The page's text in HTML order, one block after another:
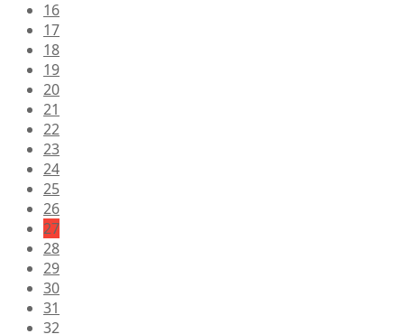
16
17
18
19
20
21
22
23
24
25
26
27
28
29
30
31
32